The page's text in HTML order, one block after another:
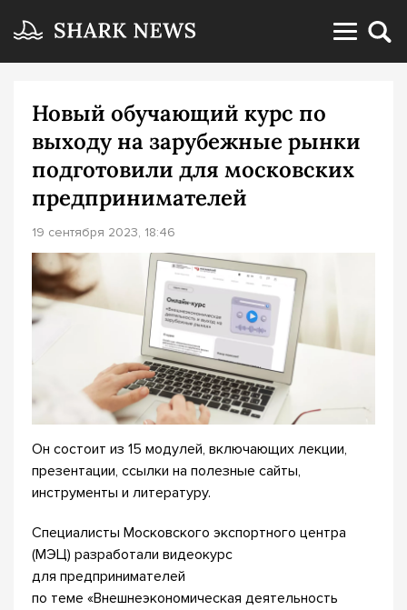
Новый обучающий курс по
выходу на зарубежные рынки
подготовили для московских
предпринимателей
19 сентября 2023, 18:46
Он состоит из 15 модулей, включающих лекции,
презентации, ссылки на полезные сайты,
инструменты и литературу.
Специалисты Московского экспортного центра
(МЭЦ) разработали видеокурс
для предпринимателей
по теме «Внешнеэкономическая деятельность